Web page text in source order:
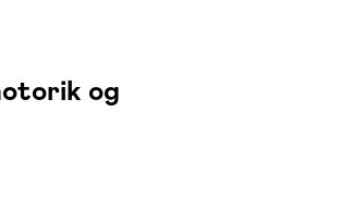
og